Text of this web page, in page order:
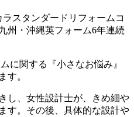
に関する『小さなお悩み』
す。
し、女性設計士が、きめ細や
す。その後、具体的な設計や